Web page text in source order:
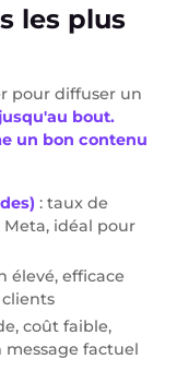
les plus
pour diffuser un
bout.
un bon contenu
: taux de
idéal pour
élevé, efficace
coût faible,
factuel